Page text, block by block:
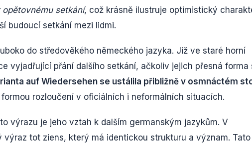
setkání, což krásně ilustruje optimistický
budoucí setkání mezi lidmi.
do středověkého německého jazyka. Již ve staré horní
vyjadřující přání dalšího setkání, ačkoliv jejich přesná forma
auf Wiedersehen se ustálila přibližně v osmnáctém
rozloučení v oficiálních i neformálních situacích.
výrazu je jeho vztah k dalším germanským jazykům. V
výraz tot ziens, který má identickou strukturu a význam. Tato